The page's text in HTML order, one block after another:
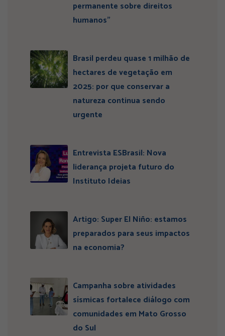
permanente sobre direitos
humanos”
Brasil perdeu quase 1 milhão de
hectares de vegetação em
2025: por que conservar a
natureza continua sendo
urgente
Entrevista ESBrasil: Nova
liderança projeta futuro do
Instituto Ideias
Artigo: Super El Niño: estamos
preparados para seus impactos
na economia?
Campanha sobre atividades
sísmicas fortalece diálogo com
comunidades em Mato Grosso
do Sul